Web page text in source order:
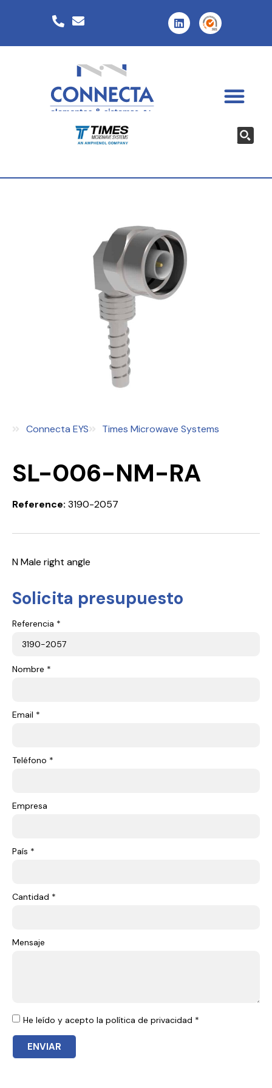
Connecta EYS Times Microwave Systems
SL-006-NM-RA
Reference: 3190-2057
N Male right angle
Solicita presupuesto
Referencia *
Nombre *
Email *
Teléfono *
Empresa
País *
Cantidad *
Mensaje
He leído y acepto la política de privacidad *
ENVIAR